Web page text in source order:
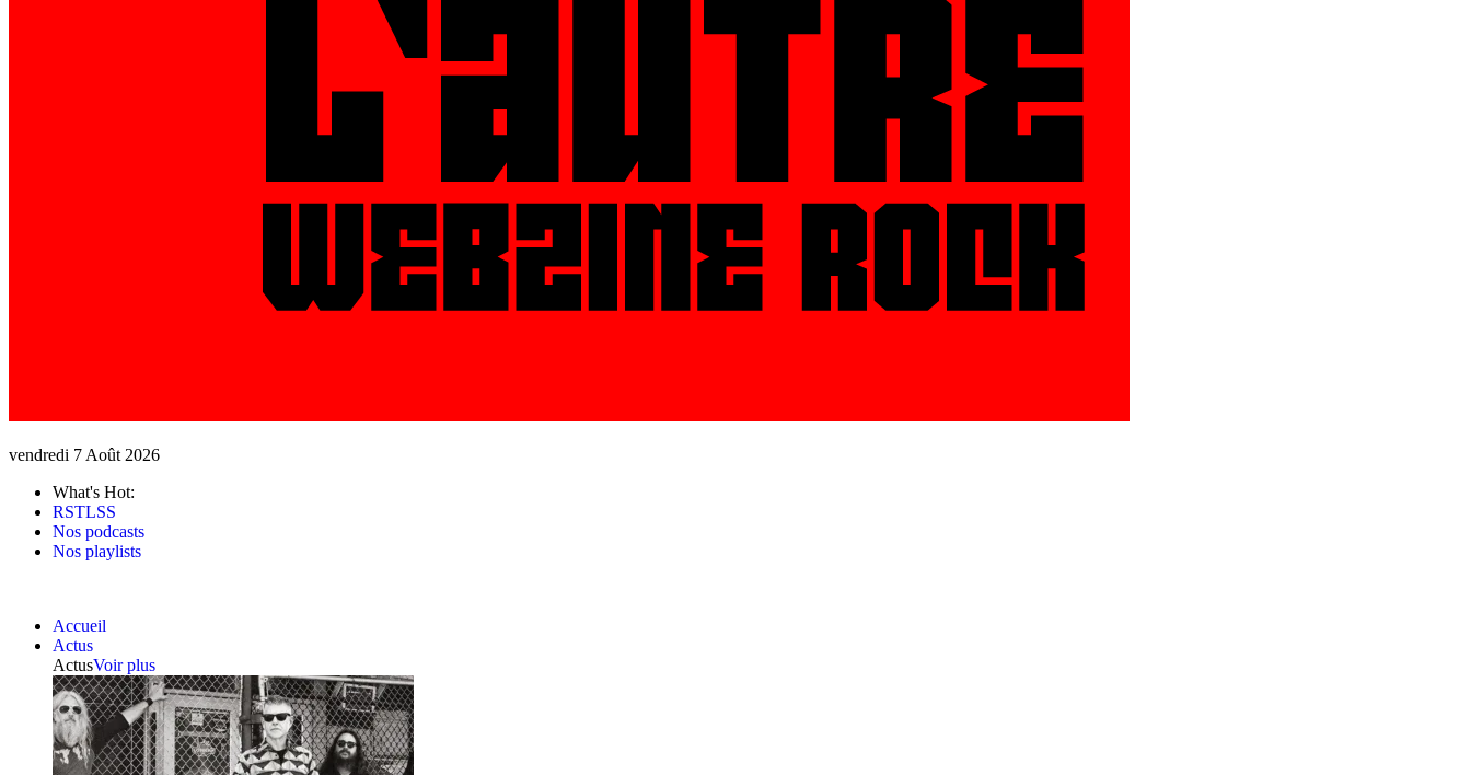
vendredi 7 Août 2026
What's Hot:
RSTLSS
Nos podcasts
Nos playlists
Accueil
Actus
ActusVoir plus